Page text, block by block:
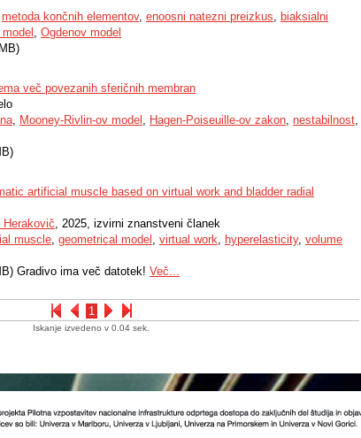
1
metoda končnih elementov, enoosni natezni preizkus, biaksialni
, Ogdenov model
več povezanih sferičnih membran
, Mooney-Rivlin-ov model , Hagen-Poiseuille-ov zakon, nestabilnost,
artificial muscle based on virtual work and bladder radial
Herakovič, 2025, izvirni znanstveni članek
muscle, geometrical model , virtual work, hyperelasticity, volume
Gradivo ima več datotek! Več...
Iskanje izvedeno v 0.04 sek.